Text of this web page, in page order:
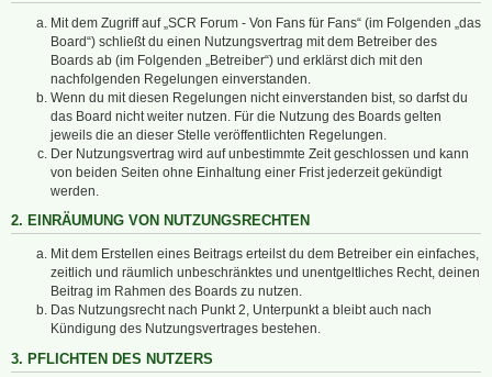
Mit dem Zugriff auf „SCR Forum - Von Fans für Fans“ (im Folgenden „das
Board“) schließt du einen Nutzungsvertrag mit dem Betreiber des
Boards ab (im Folgenden „Betreiber“) und erklärst dich mit den
nachfolgenden Regelungen einverstanden.
Wenn du mit diesen Regelungen nicht einverstanden bist, so darfst du
das Board nicht weiter nutzen. Für die Nutzung des Boards gelten
jeweils die an dieser Stelle veröffentlichten Regelungen.
Der Nutzungsvertrag wird auf unbestimmte Zeit geschlossen und kann
von beiden Seiten ohne Einhaltung einer Frist jederzeit gekündigt
werden.
2. EINRÄUMUNG VON NUTZUNGSRECHTEN
Mit dem Erstellen eines Beitrags erteilst du dem Betreiber ein einfaches,
zeitlich und räumlich unbeschränktes und unentgeltliches Recht, deinen
Beitrag im Rahmen des Boards zu nutzen.
Das Nutzungsrecht nach Punkt 2, Unterpunkt a bleibt auch nach
Kündigung des Nutzungsvertrages bestehen.
3. PFLICHTEN DES NUTZERS